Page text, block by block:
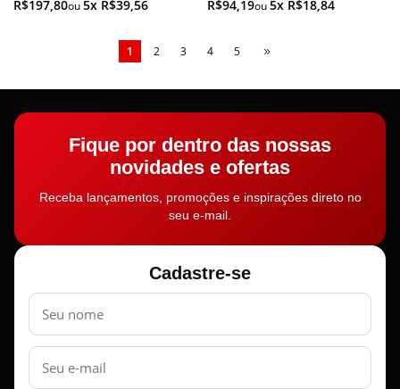
R$197,80 5x R$39,56 R$94,19 5x R$18,84
1 2 3 4 5
Fique por dentro das nossas
novidades e ofertas
Receba lançamentos, promoções e inspirações direto no
seu e-mail.
Cadastre-se
Nome
E-
mail